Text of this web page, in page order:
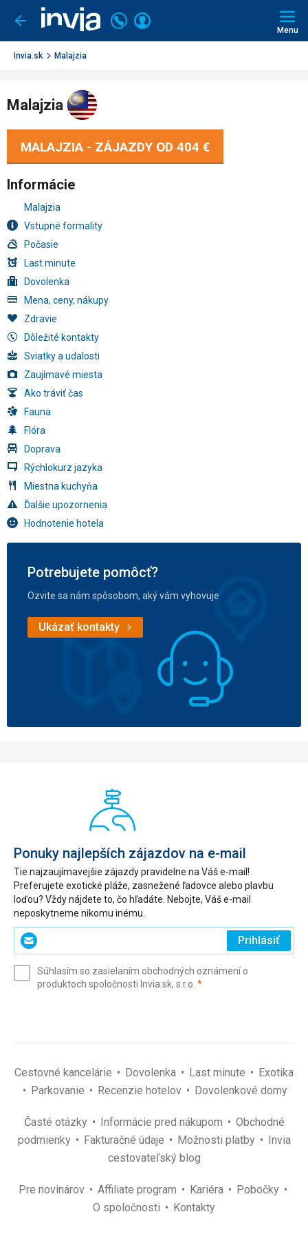
Ísť
späť
Volajte
+421
2
Prihlásiť
Menu
Invia.sk Malajzia
Malajzia
MALAJZIA - ZÁJAZDY OD 404 €
Informácie
Malajzia
Vstupné formality
Počasie
Last minute
Dovolenka
Mena, ceny, nákupy
Zdravie
Dôležité kontakty
Sviatky a udalosti
Zaujímavé miesta
Ako tráviť čas
Fauna
Flóra
Doprava
Rýchlokurz jazyka
Miestna kuchyňa
Ďalšie upozornenia
Hodnotenie hotela
Potrebujete pomôcť?
Ozvite sa nám spôsobom, aký vám vyhovuje
Ukázať kontakty
Ponuky najlepších zájazdov na e-mail
Tie najzaujímavejšie zájazdy pravidelne na Váš e-mail!
Preferujete exotické pláže, zasnežené ľadovce alebo plavbu
loďou? Vždy nájdete to, čo hľadáte. Nebojte, Váš e-mail
neposkytneme nikomu inému.
Zadajte
svoj
(povinné)
Prihlásiť
Súhlasím so zasielaním obchodných oznámení o
produktoch spoločnosti Invia.sk, s.r.o. *(povinné)
Cestovné kancelárie Dovolenka Last minute
Exotika
Parkovanie
Recenzie hotelov Dovolenkové domy
Časté otázky Informácie pred nákupom
Obchodné
podmienky
Fakturačné údaje Možnosti platby
Invia
cestovateľský blog
Pre novinárov Affiliate program Kariéra
Pobočky
O spoločnosti
Kontakty